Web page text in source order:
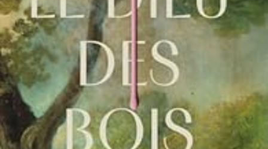
LIRE LA SUITE